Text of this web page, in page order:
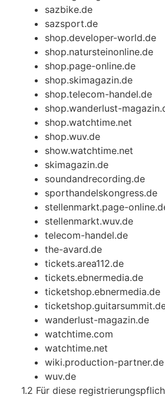
sazbike.de
sazsport.de
shop.developer-world.de
shop.natursteinonline.de
shop.page-online.de
shop.skimagazin.de
shop.telecom-handel.de
shop.wanderlust-
shop.watchtime.net
shop.wuv.de
show.watchtime.net
skimagazin.de
soundandrecording.de
sporthandelskongress.de
stellenmarkt.page-
stellenmarkt.wuv.de
telecom-handel.de
the-avard.de
tickets.area112.de
tickets.ebnermedia.de
ticketshop.ebnermedia.de
wanderlust-magazin.de
watchtime.com
watchtime.net
wiki.production-partner.de
wuv.de
1.2 Für diese